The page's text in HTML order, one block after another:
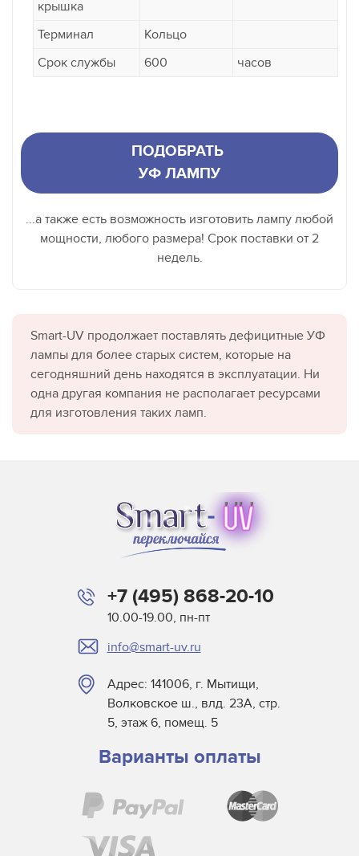
крышка
Терминал
Кольцо
Срок службы
600 часов
ПОДОБРАТЬ
УФ ЛАМПУ
...а также есть возможность изготовить лампу любой
мощности, любого размера! Срок поставки от 2
недель.
Smart-UV продолжает поставлять дефицитные УФ
лампы для более старых систем, которые на
сегодняшний день находятся в эксплуатации. Ни
одна другая компания не располагает ресурсами
для изготовления таких ламп.
+7 (495) 868-20-10
10.00-19.00, пн-пт
info@smart-uv.ru
Адрес: 141006, г. Мытищи,
Волковское ш., влд. 23А, стр.
5, этаж 6, помещ. 5
Варианты оплаты